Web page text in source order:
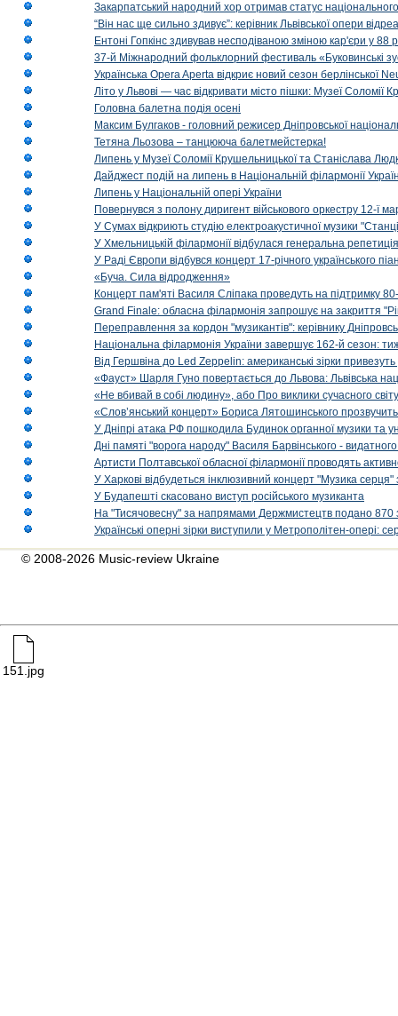
Закарпатський народний хор отримав статус національного
“Він нас ще сильно здивує”: керівник Львівської опери
Ентоні Гопкінс здивував несподіваною зміною кар'єри у 88
37-й Міжнародний фольклорний фестиваль «Буковинські
Українська Opera Aperta відкриє новий сезон берлінської
Літо у Львові — час відкривати місто пішки: Музеї Соломії
Головна балетна подія осені
Максим Булгаков - головний режисер Дніпровської
Тетяна Льозова – танцююча балетмейстерка!
Липень у Музеї Соломії Крушельницької та Станіслава
Дайджест подій на липень в Національній філармонії
Липень у Національній опері України
Повернувся з полону диригент військового оркестру 12-ї
У Сумах відкриють студію електроакустичної музики
У Хмельницькій філармонії відбулася генеральна
У Раді Європи відбувся концерт 17-річного українського
«Буча. Сила відродження»
Концерт пам'яті Василя Сліпака проведуть на підтримку
Grand Finale: обласна філармонія запрошує на закриття
Переправлення за кордон "музикантів": керівнику
Національна філармонія України завершує 162-й сезон:
Від Гершвіна до Led Zeppelin: американські зірки
«Фауст» Шарля Гуно повертається до Львова: Львівська
«Не вбивай в собі людину», або Про виклики сучасного світу
«Слов’янський концерт» Бориса Лятошинського
У Дніпрі атака РФ пошкодила Будинок органної музики та
Дні памяті "ворога народу" Василя Барвінського -
Артисти Полтавської обласної філармонії проводять
У Харкові відбудеться інклюзивний концерт "Музика
У Будапешті скасовано виступ російського музиканта
На "Тисячовесну" за напрямами Держмистецтв подано 870
Українські оперні зірки виступили у Метрополітен-опері:
© 2008-2026 Music-review Ukraine
151.jpg